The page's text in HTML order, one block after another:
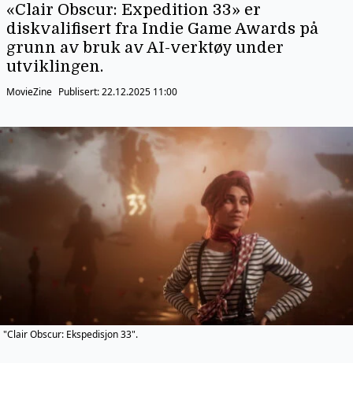
«Clair Obscur: Expedition 33» er
diskvalifisert fra Indie Game Awards på
grunn av bruk av AI-verktøy under
utviklingen.
MovieZine Publisert:22.12.2025 11:00
"Clair Obscur: Ekspedisjon 33".